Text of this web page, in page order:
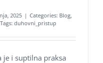
2025 | Categories: Blog
Tags: duhovni_pristup
je i suptilna praksa